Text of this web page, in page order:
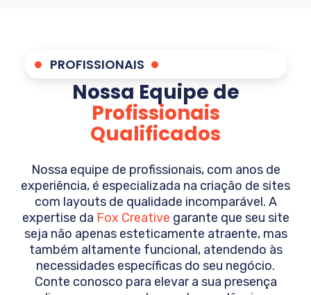
PROFISSIONAIS
Nossa Equipe de
Profissionais
Qualificados
Nossa equipe de profissionais, com anos de
experiência, é especializada na criação de sites
com layouts de qualidade incomparável. A
expertise da Fox Creative garante que seu site
seja não apenas esteticamente atraente, mas
também altamente funcional, atendendo às
necessidades específicas do seu negócio.
Conte conosco para elevar a sua presença